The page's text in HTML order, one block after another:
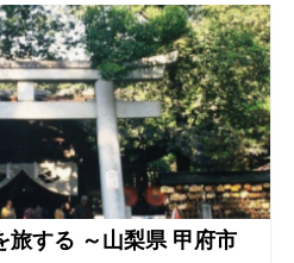
旅する ～山梨県 甲府市